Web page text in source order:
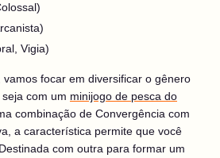
Vigia)
focar em diversificar o gênero
com um minijogo de pesca do
combinação de Convergência com
a característica permite que você
com outra para formar um